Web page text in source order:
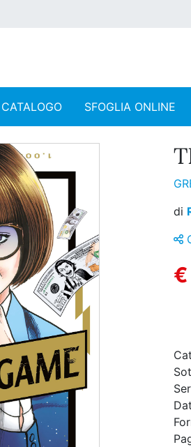
CATALOGO SFOGLIA ONLINE
di